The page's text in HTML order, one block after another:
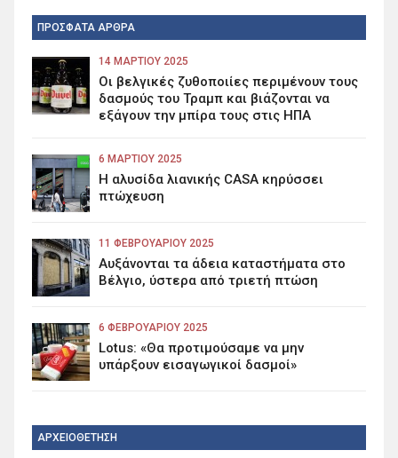
ΠΡΟΣΦΑΤΑ ΑΡΘΡΑ
14 ΜΑΡΤΊΟΥ 2025
Οι βελγικές ζυθοποιίες περιμένουν τους
δασμούς του Τραμπ και βιάζονται να
εξάγουν την μπίρα τους στις ΗΠΑ
6 ΜΑΡΤΊΟΥ 2025
Η αλυσίδα λιανικής CASA κηρύσσει
πτώχευση
11 ΦΕΒΡΟΥΑΡΊΟΥ 2025
Αυξάνονται τα άδεια καταστήματα στο
Βέλγιο, ύστερα από τριετή πτώση
6 ΦΕΒΡΟΥΑΡΊΟΥ 2025
Lotus: «Θα προτιμούσαμε να μην
υπάρξουν εισαγωγικοί δασμοί»
ΑΡΧΕΙΟΘΕΤΗΣΗ